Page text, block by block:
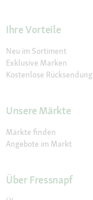
Ihre Vorteile
Neu im Sortiment
Exklusive Marken
Kostenlose Rücksendung
Unsere Märkte
Märkte finden
Angebote im Markt
Über Fressnapf